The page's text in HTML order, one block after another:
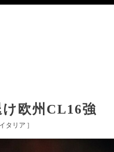
欧州CL16強
イタリア ]